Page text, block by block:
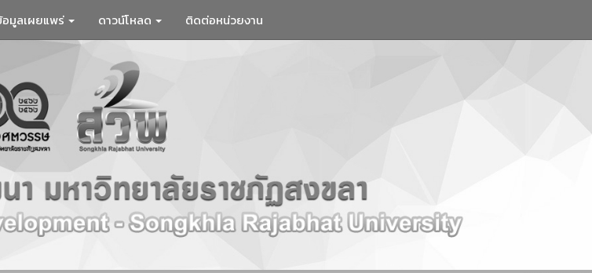
มูลเผยแพร่ ดาวน์โหลด ติดต่อหน่วยงาน